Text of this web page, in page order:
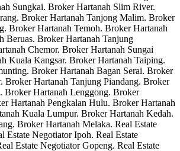
Sungkai. Broker Hartanah Slim River.
Broker Hartanah Tanjong Malim. Broker
Broker Hartanah Temoh. Broker Hartanah
Beruas. Broker Hartanah Tanjung
Chemor. Broker Hartanah Sungai
Kuala Kangsar. Broker Hartanah Taiping.
Broker Hartanah Bagan Serai. Broker
Broker Hartanah Tanjung Piandang. Broker
Broker Hartanah Lenggong. Broker
Hartanah Pengkalan Hulu. Broker Hartanah
Kuala Lumpur. Broker Hartanah Kedah.
Broker Hartanah Melaka. Real Estate
Estate Negotiator Ipoh. Real Estate
Estate Negotiator Gopeng. Real Estate